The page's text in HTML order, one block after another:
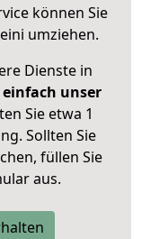
können Sie
umziehen.
Dienste in
unser
Sie etwa 1
Sollten Sie
füllen Sie
aus.